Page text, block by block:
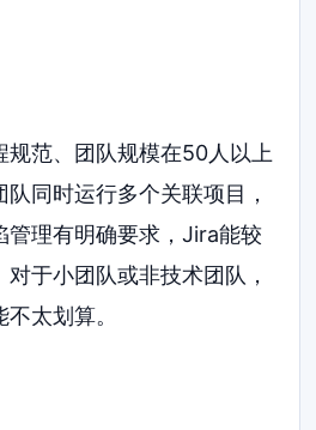
规范、团队规模在50人以上
同时运行多个关联项目，
管理有明确要求，Jira能较
于小团队或非技术团队，
太划算。